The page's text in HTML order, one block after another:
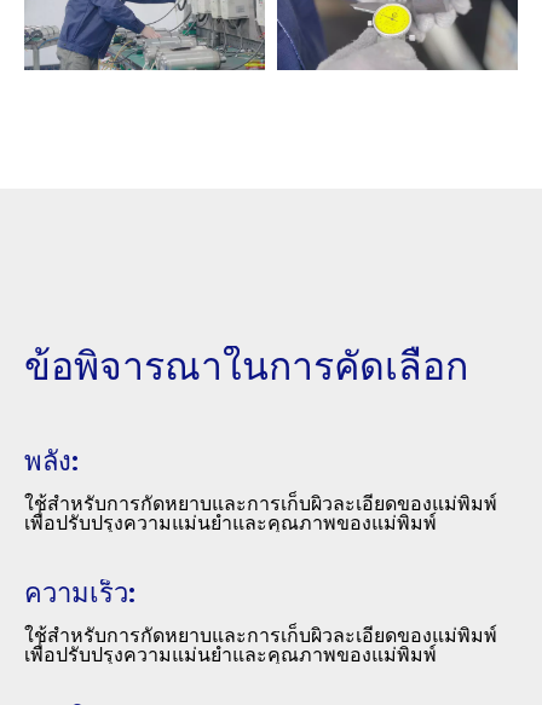
ข้อพิจารณาในการคัดเลือก
พลัง:
ใช้สำหรับการกัดหยาบและการเก็บผิวละเอียดของแม่พิมพ์
เพื่อปรับปรุงความแม่นยำและคุณภาพของแม่พิมพ์
ความเร็ว:
ใช้สำหรับการกัดหยาบและการเก็บผิวละเอียดของแม่พิมพ์
เพื่อปรับปรุงความแม่นยำและคุณภาพของแม่พิมพ์